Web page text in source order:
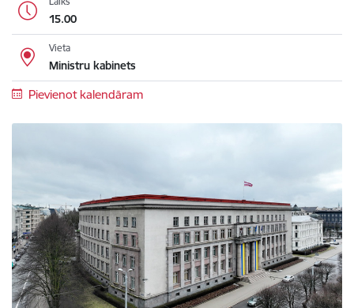
15.00
Vieta
Ministru kabinets
Pievienot kalendāram